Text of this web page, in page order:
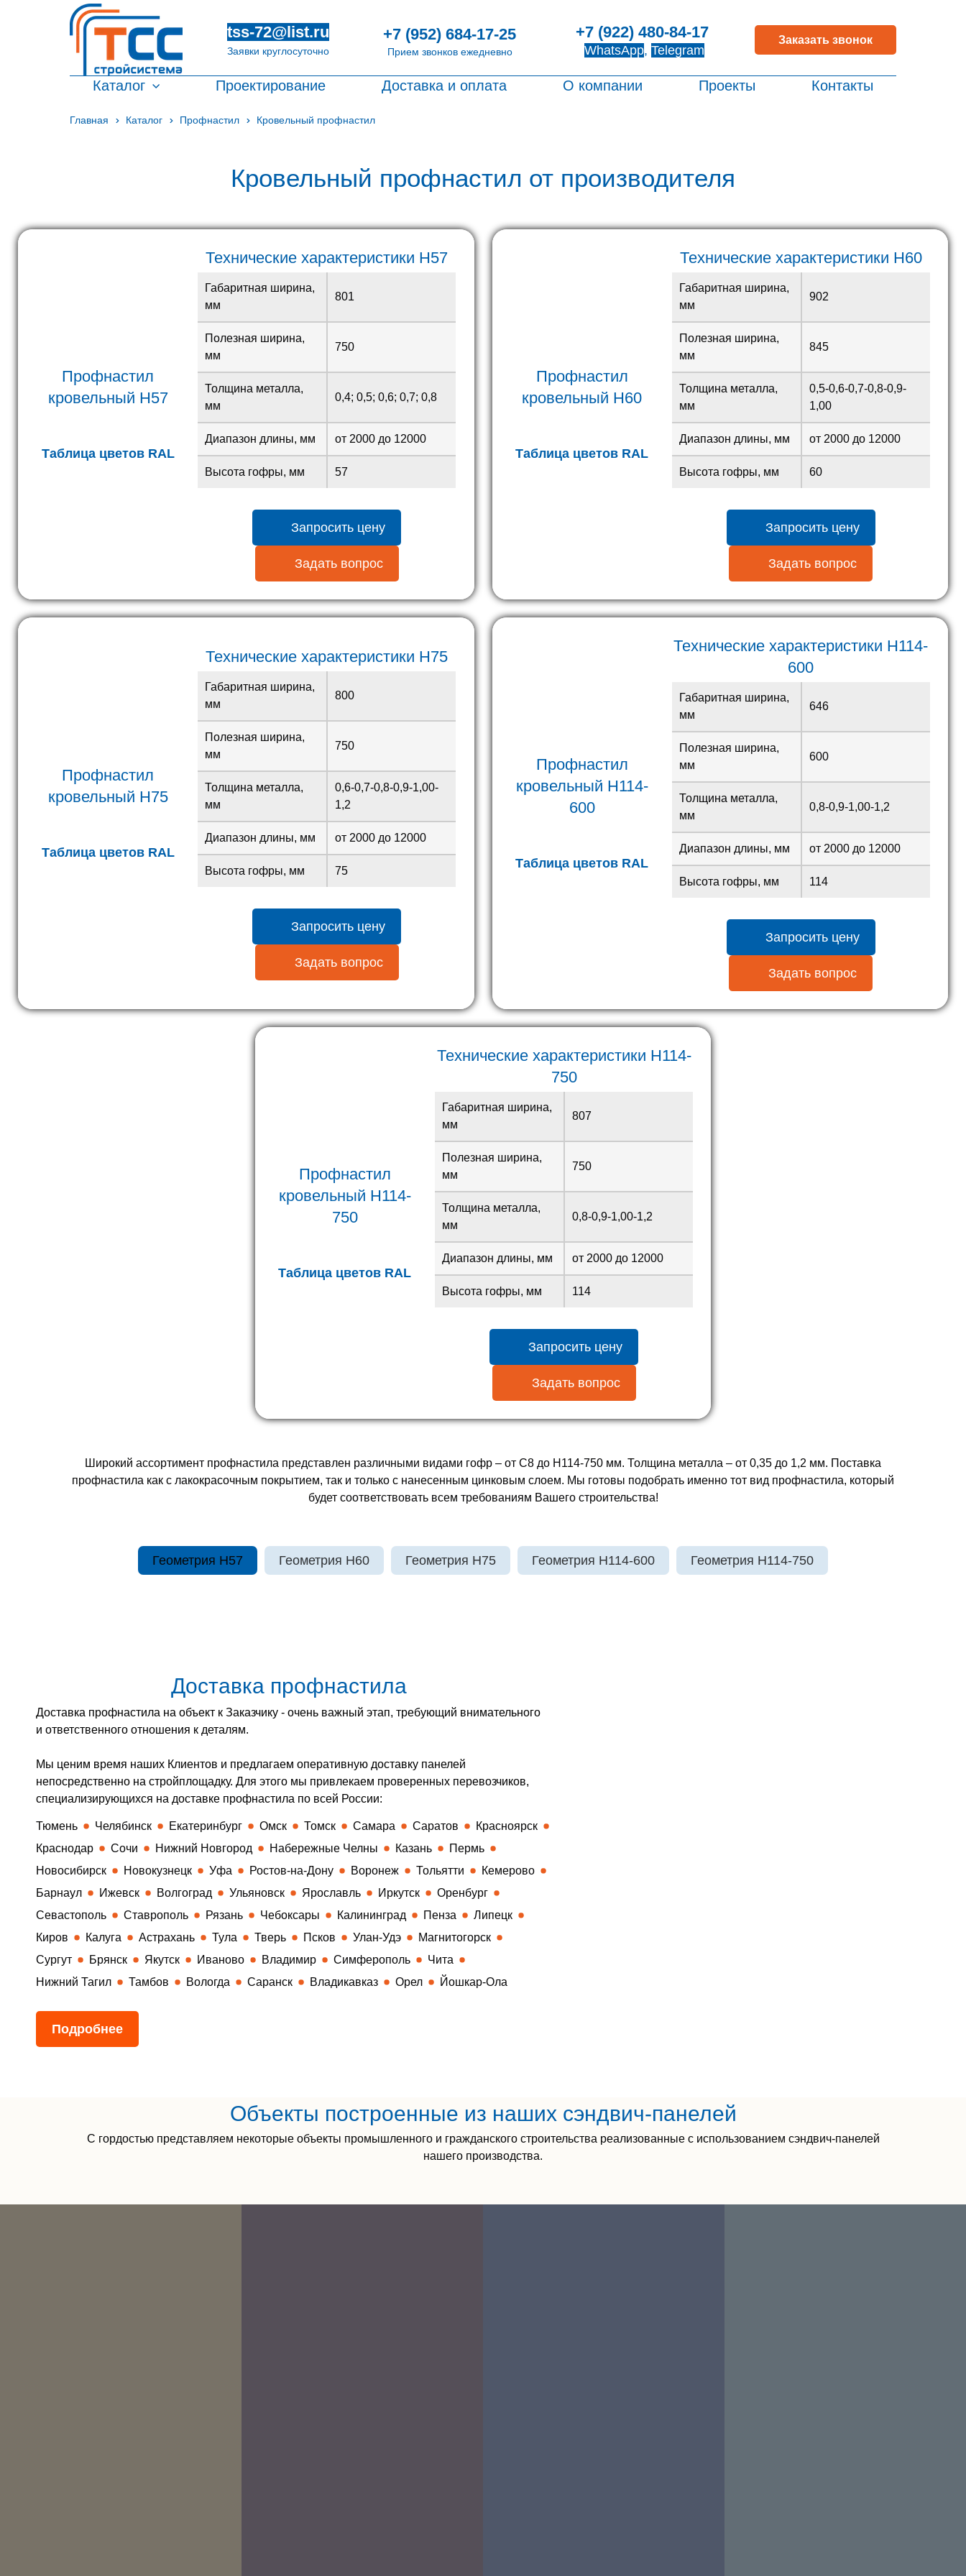
tss-72@list.ru
Заявки круглосуточно
+7 (952) 684-17-25
Прием звонков ежедневно
+7 (922) 480-84-17
WhatsApp, Telegram
Заказать звонок
Каталог Проектирование Доставка и оплата О компании Проекты Контакты
Главная Каталог Профнастил Кровельный профнастил
Кровельный профнастил от производителя
Профнастил
кровельный H57
Таблица цветов RAL
Технические характеристики H57
Габаритная ширина,
мм
801
Полезная ширина,
мм
750
Толщина металла,
мм
0,4; 0,5; 0,6; 0,7; 0,8
Диапазон длины, мм от 2000 до 12000
Высота гофры, мм 57
Запросить цену
Задать вопрос
Профнастил
кровельный H60
Таблица цветов RAL
Технические характеристики H60
Габаритная ширина,
мм
902
Полезная ширина,
мм
845
Толщина металла,
мм
0,5-0,6-0,7-0,8-0,9-
1,00
Диапазон длины, мм от 2000 до 12000
Высота гофры, мм 60
Запросить цену
Задать вопрос
Профнастил
кровельный H75
Таблица цветов RAL
Технические характеристики H75
Габаритная ширина,
мм
800
Полезная ширина,
мм
750
Толщина металла,
мм
0,6-0,7-0,8-0,9-1,00-
1,2
Диапазон длины, мм от 2000 до 12000
Высота гофры, мм 75
Запросить цену
Задать вопрос
Профнастил
кровельный H114-
600
Таблица цветов RAL
Технические характеристики H114-
600
Габаритная ширина,
мм
646
Полезная ширина,
мм
600
Толщина металла,
мм
0,8-0,9-1,00-1,2
Диапазон длины, мм от 2000 до 12000
Высота гофры, мм 114
Запросить цену
Задать вопрос
Профнастил
кровельный H114-
750
Таблица цветов RAL
Технические характеристики H114-
750
Габаритная ширина,
мм
807
Полезная ширина,
мм
750
Толщина металла,
мм
0,8-0,9-1,00-1,2
Диапазон длины, мм от 2000 до 12000
Высота гофры, мм 114
Запросить цену
Задать вопрос
Широкий ассортимент профнастила представлен различными видами гофр – от С8 до Н114-750 мм. Толщина металла – от 0,35 до 1,2 мм. Поставка
профнастила как с лакокрасочным покрытием, так и только с нанесенным цинковым слоем. Мы готовы подобрать именно тот вид профнастила, который
будет соответствовать всем требованиям Вашего строительства!
Геометрия H57 Геометрия H60 Геометрия H75 Геометрия H114-600 Геометрия H114-750
Доставка профнастила
Доставка профнастила на объект к Заказчику - очень важный этап, требующий внимательного
и ответственного отношения к деталям.
Мы ценим время наших Клиентов и предлагаем оперативную доставку панелей
непосредственно на стройплощадку. Для этого мы привлекаем проверенных перевозчиков,
специализирующихся на доставке профнастила по всей России:
Тюмень Челябинск Екатеринбург Омск Томск Самара Саратов
Красноярск
Краснодар
Сочи Нижний Новгород Набережные Челны Казань
Пермь
Новосибирск
Новокузнецк Уфа Ростов-на-Дону Воронеж Тольятти
Кемерово
Барнаул
Ижевск Волгоград Ульяновск Ярославль Иркутск
Оренбург
Севастополь
Ставрополь Рязань Чебоксары Калининград Пенза
Липецк
Киров
Калуга Астрахань Тула Тверь Псков Улан-Удэ
Магнитогорск
Сургут
Брянск Якутск Иваново Владимир Симферополь
Чита
Нижний Тагил
Тамбов Вологда Саранск Владикавказ Орел Йошкар-Ола
Подробнее
Объекты построенные из наших сэндвич-панелей
С гордостью представляем некоторые объекты промышленного и гражданского строительства реализованные с использованием сэндвич-панелей
нашего производства.